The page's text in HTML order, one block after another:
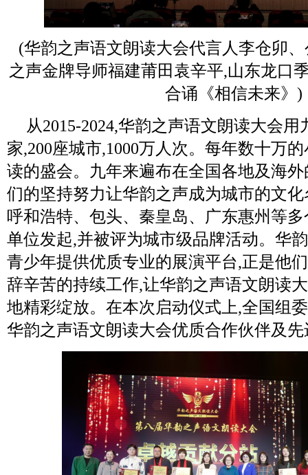
(华韵之声语文朗读大会代言人李仓卯
之声金牌导师福建莆田袁辛平,山东龙口
合诵《相信未来》)
从2015-2024,华韵之声语文朗读大会
家,200座城市,1000万人次。每年数十万
读的盛会。九年来遍布在全国各地及海
们的坚持努力让华韵之声成为城市的文
呼和浩特、包头、秦皇岛、广东惠州等
单位发起,并被评为城市级品牌活动。华
青少年提供优质专业的展演平台,正是他
辞辛苦的持续工作,让华韵之声语文朗读
地精彩绽放。在本次启动仪式上,全国组
华韵之声语文朗读大会优质合作伙伴及